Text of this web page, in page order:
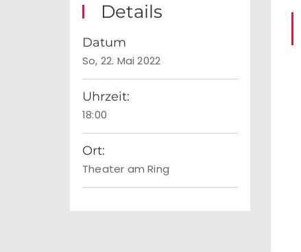
Details
Datum
So, 22. Mai 2022
Uhrzeit:
18:00
Ort:
Theater am Ring